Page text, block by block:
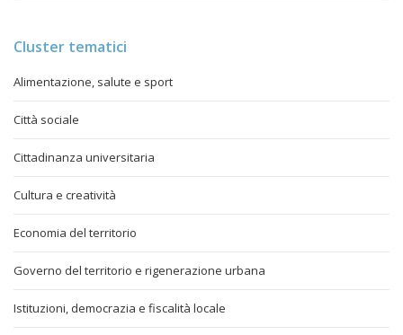
Cluster tematici
Alimentazione, salute e sport
Città sociale
Cittadinanza universitaria
Cultura e creatività
Economia del territorio
Governo del territorio e rigenerazione urbana
Istituzioni, democrazia e fiscalità locale